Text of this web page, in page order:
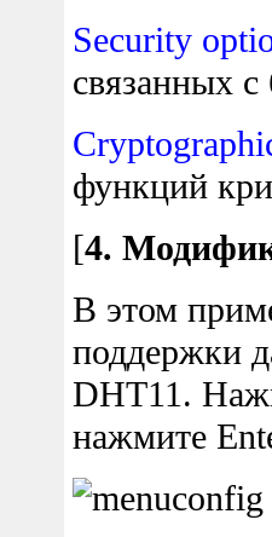
Security
связанных
функций
[4.
В этом
поддержки
DHT11.
нажмите